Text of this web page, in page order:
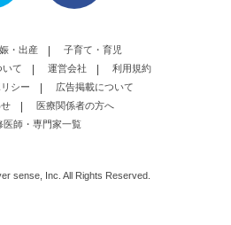
・出産
子育て・育児
いて
運営会社
利用規約
シー
広告掲載について
医療関係者の方へ
医師・専門家一覧
sense, Inc. All Rights Reserved.